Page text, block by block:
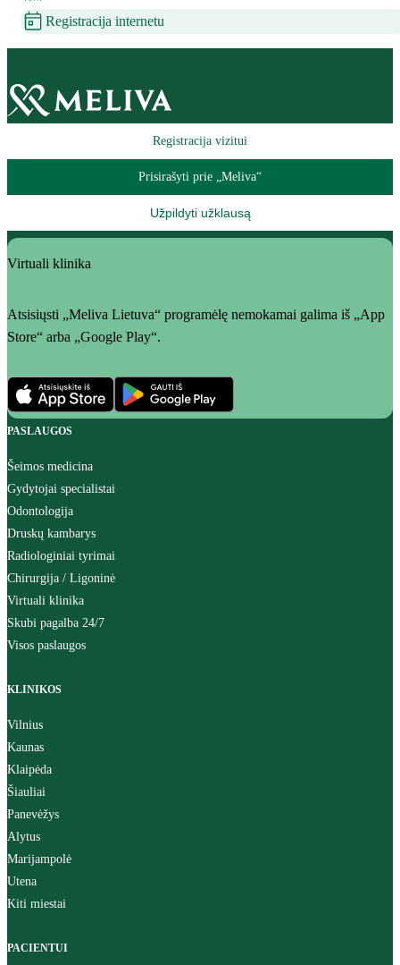
Registracija internetu
Registracija vizitui
Prisirašyti prie „Meliva“
Užpildyti užklausą
Virtuali klinika
Atsisiųsti „Meliva Lietuva“ programėlę nemokamai galima iš „App
Store“ arba „Google Play“.
PASLAUGOS
Šeimos medicina
Gydytojai specialistai
Odontologija
Druskų kambarys
Radiologiniai tyrimai
Chirurgija / Ligoninė
Virtuali klinika
Skubi pagalba 24/7
Visos paslaugos
KLINIKOS
Vilnius
Kaunas
Klaipėda
Šiauliai
Panevėžys
Alytus
Marijampolė
Utena
Kiti miestai
PACIENTUI